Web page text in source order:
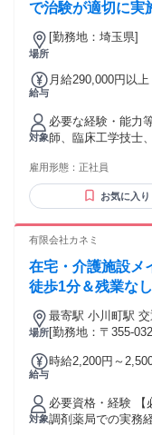
で治験が適切に実
被験者対応、治
データ収集・管理
場所
[勤務地：埼玉県]
給与
月給290,000円以上 想
￥290,000～ 基本
手当：通勤手当（
時間に応じて別途支給） 試用期間 有 期間：6
無
対象
必要な経験・能力
師、臨床工学技士
+OJT等(1か月間)がございます。
制：通常一つの領
を請け負うため幅
得することが可能
整備されています。 学歴・資格 学歴：大学院 大学 高専
専修学校 語学力：
雇用形態： 正社員
お気に入り
有限会社カネミ
在宅・介護施設メ
徒歩1分＆残業な
場所
最寄駅 小川町駅 交通アクセス 東武東上線・JR八高線「小川
町駅」より徒歩1分 ※近くにヤオコーやコンビニもあり便利で
[勤務地：〒355-
給与
時給2,200円～
験やスキルを考慮して決定しま
4時間勤務の場合 月収約105,600円 （時給2,200円×4時間×月
12日） ・週5日、1日8時間勤務の場合 月収約352,000円 （時
対象
必要資格・経験 【必須条件】 ・薬剤
調剤薬局での実務経験がある方 ・